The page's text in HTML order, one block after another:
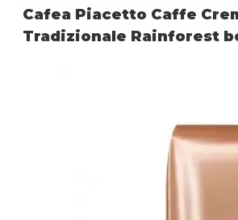
Cafea Piacetto Caffe
Tradizionale Rainforest